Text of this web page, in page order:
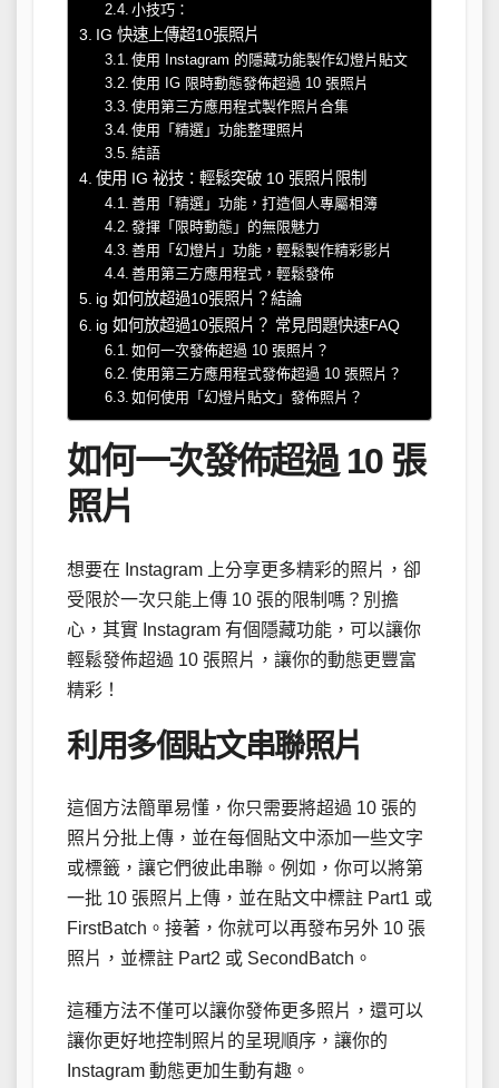
小技巧：
IG 快速上傳超10張照片
使用 Instagram 的隱藏功能製作幻燈片貼文
使用 IG 限時動態發佈超過 10 張照片
使用第三方應用程式製作照片合集
使用「精選」功能整理照片
結語
使用 IG 祕技：輕鬆突破 10 張照片限制
善用「精選」功能，打造個人專屬相簿
發揮「限時動態」的無限魅力
善用「幻燈片」功能，輕鬆製作精彩影片
善用第三方應用程式，輕鬆發佈
ig 如何放超過10張照片？結論
ig 如何放超過10張照片？ 常見問題快速FAQ
如何一次發佈超過 10 張照片？
使用第三方應用程式發佈超過 10 張照片？
如何使用「幻燈片貼文」發佈照片？
如何一次發佈超過 10 張
照片
想要在 Instagram 上分享更多精彩的照片，卻
受限於一次只能上傳 10 張的限制嗎？別擔
心，其實 Instagram 有個隱藏功能，可以讓你
輕鬆發佈超過 10 張照片，讓你的動態更豐富
精彩！
利用多個貼文串聯照片
這個方法簡單易懂，你只需要將超過 10 張的
照片分批上傳，並在每個貼文中添加一些文字
或標籤，讓它們彼此串聯。例如，你可以將第
一批 10 張照片上傳，並在貼文中標註 Part1 或
FirstBatch。接著，你就可以再發布另外 10 張
照片，並標註 Part2 或 SecondBatch。
這種方法不僅可以讓你發佈更多照片，還可以
讓你更好地控制照片的呈現順序，讓你的
Instagram 動態更加生動有趣。